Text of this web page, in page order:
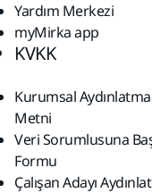
Yardım Merkezi
myMirka app
KVKK
Kurumsal Aydınlatma
Metni
Veri Sorumlusuna
Formu
Çalışan Adayı